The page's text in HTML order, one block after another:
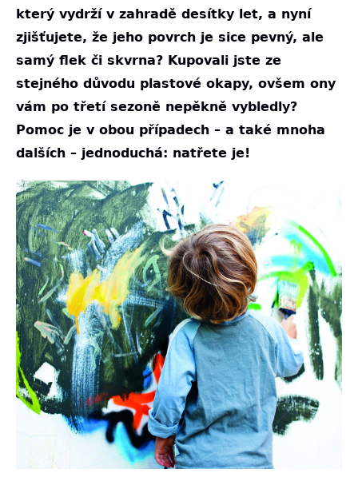
který vydrží v zahradě desítky let, a nyní
zjišťujete, že jeho povrch je sice pevný, ale
samý flek či skvrna? Kupovali jste ze
stejného důvodu plastové okapy, ovšem ony
vám po třetí sezoně nepěkně vybledly?
Pomoc je v obou případech – a také mnoha
dalších – jednoduchá: natřete je!